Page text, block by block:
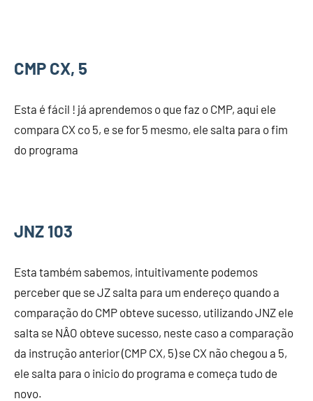
CMP CX, 5
Esta é fácil ! já aprendemos o que faz o CMP, aqui ele
compara CX co 5, e se for 5 mesmo, ele salta para o fim
do programa
JNZ 103
Esta também sabemos, intuitivamente podemos
perceber que se JZ salta para um endereço quando a
comparação do CMP obteve sucesso, utilizando JNZ ele
salta se NÂO obteve sucesso, neste caso a comparação
da instrução anterior (CMP CX, 5) se CX não chegou a 5,
ele salta para o inicio do programa e começa tudo de
novo.